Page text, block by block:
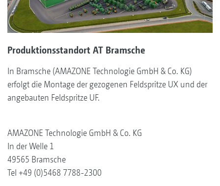
Produktionsstandort AT Bramsche
In Bramsche (AMAZONE Technologie GmbH & Co. KG)
erfolgt die Montage der gezogenen Feldspritze UX und der
angebauten Feldspritze UF.
AMAZONE Technologie GmbH & Co. KG
In der Welle 1
49565 Bramsche
Tel +49 (0)5468 7788-2300